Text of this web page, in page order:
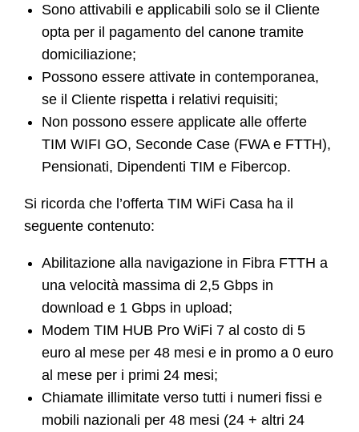
Sono attivabili e applicabili solo se il Cliente
opta per il pagamento del canone tramite
domiciliazione;
Possono essere attivate in contemporanea,
se il Cliente rispetta i relativi requisiti;
Non possono essere applicate alle offerte
TIM WIFI GO, Seconde Case (FWA e FTTH),
Pensionati, Dipendenti TIM e Fibercop.
Si ricorda che l’offerta TIM WiFi Casa ha il
seguente contenuto:
Abilitazione alla navigazione in Fibra FTTH a
una velocità massima di 2,5 Gbps in
download e 1 Gbps in upload;
Modem TIM HUB Pro WiFi 7 al costo di 5
euro al mese per 48 mesi e in promo a 0 euro
al mese per i primi 24 mesi;
Chiamate illimitate verso tutti i numeri fissi e
mobili nazionali per 48 mesi (24 + altri 24